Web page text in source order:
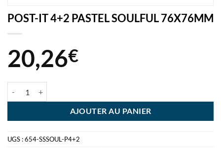
POST-IT 4+2 PASTEL SOULFUL 76X76MM
20,26€
AJOUTER AU PANIER
UGS :654-SSSOUL-P4+2